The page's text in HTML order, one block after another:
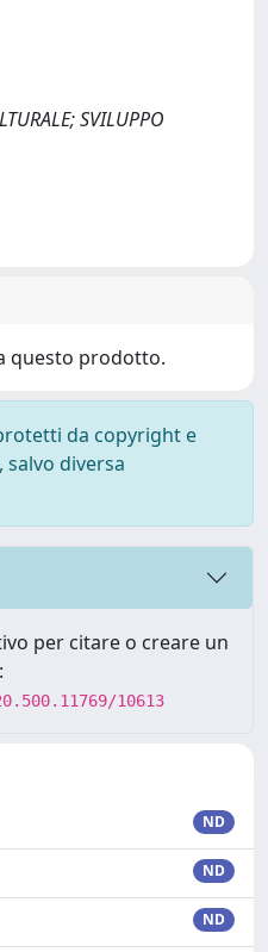
SVILUPPO
questo prodotto.
da copyright e
diversa
per citare o creare un
10613
ND
ND
ND